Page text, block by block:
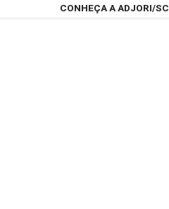
CONHEÇA A ADJORI/SC